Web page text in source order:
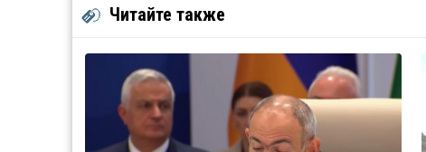
Читайте также